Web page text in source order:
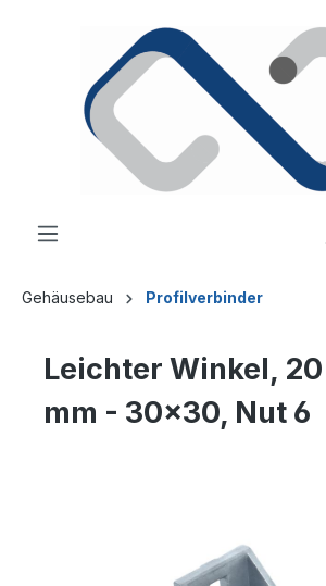
Gehäusebau Profilverbinder
Leichter Winkel,
mm - 30x30, Nut 6